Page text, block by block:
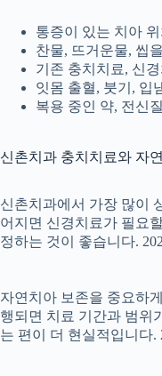
통증이 있는 치아
찬물, 뜨거운물, 씹
기존 충치치료, 신
잇몸 출혈, 붓기, 입
복용 중인 약, 전신
신촌치과 충치치료와 자
신촌치과에서 가장 많이
어지면 신경치료가 필요
정하는 것이 좋습니다.
자연치아 보존을 중요하
행되면 치료 기간과 범위
는 편이 더 현실적입니다.